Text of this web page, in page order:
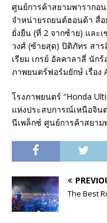
ศูนย์การค้าสยามพารากอ
จำหน่ายรถยนต์ฮอนด้า สื่
ยั่งยืน (ที่ 2 จากซ้าย) และ
วงศ์ (ซ้ายสุด) ปิติภัทร สา
เรียม เกรย์ อัลคาลาลี่ นัก
ภาพยนตร์ฟอร์มยักษ์ เรื่อง
โรงภาพยนตร์ “Honda
แห่งประสบการณ์เหนือจิ
นีเพล็กซ์ ศูนย์การค้าสยาม
The Best